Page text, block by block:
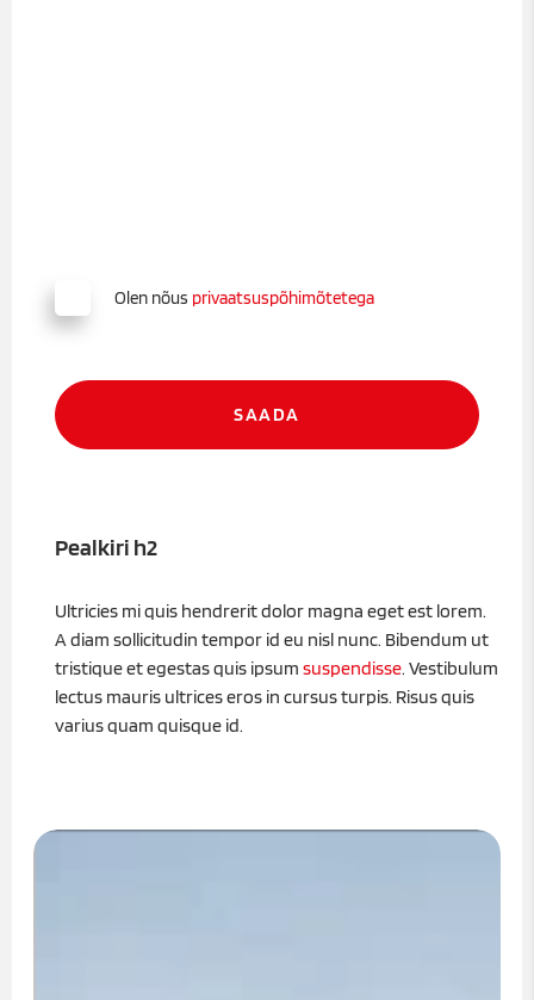
Olen nõus privaatsuspõhimõtetega
Pealkiri h2
Ultricies mi quis hendrerit dolor magna eget est lorem.
A diam sollicitudin tempor id eu nisl nunc. Bibendum ut
tristique et egestas quis ipsum suspendisse. Vestibulum
lectus mauris ultrices eros in cursus turpis. Risus quis
varius quam quisque id.